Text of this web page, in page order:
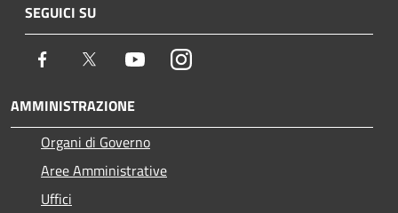
SEGUICI SU
Facebook Twitter YoutubeInstagram
AMMINISTRAZIONE
Organi di Governo
Aree Amministrative
Uffici